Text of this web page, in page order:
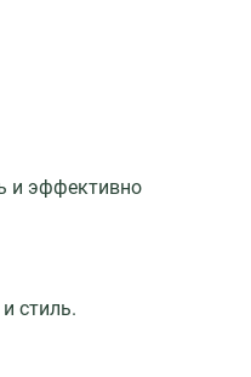
и эффективно
стиль.